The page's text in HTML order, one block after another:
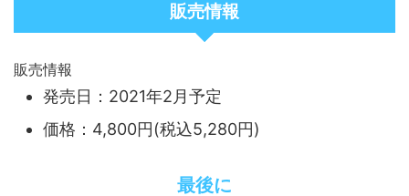
販売情報
販売情報
発売日：2021年2月予定
価格：4,800円(税込5,280円)
最後に